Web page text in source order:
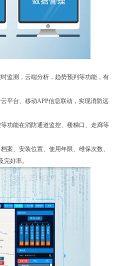
监测，云端分析，趋势预判等功能，有
平台、移动APP信息联动，实现消防远
功能在消防通道监控、楼梯口、走廊等
案、安装位置、使用年限、维保次数、
好率。